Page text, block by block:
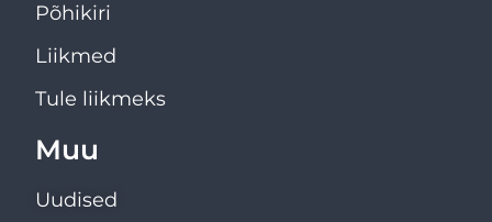
Põhikiri
Liikmed
Tule liikmeks
Muu
Uudised